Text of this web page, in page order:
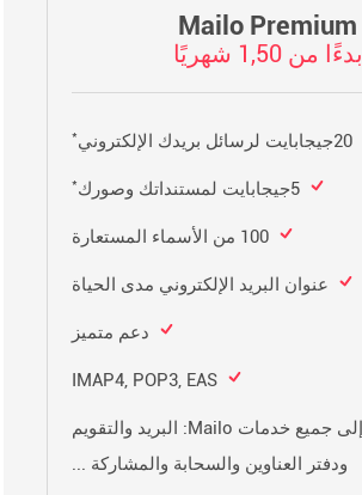
Mailo Premium
بدءًا من 1,50 شهريًا
20جيجابايت لرسائل بريدك الإلكتروني *
5جيجابايت لمستنداتك وصورك *
100 من الأسماء المستعارة
عنوان البريد الإلكتروني مدى الحياة
دعم متميز
IMAP4, POP3, EAS
الوصول إلى جميع خدمات Mailo: البريد والتقويم
ودفتر العناوين والسحابة والمشاركة ...